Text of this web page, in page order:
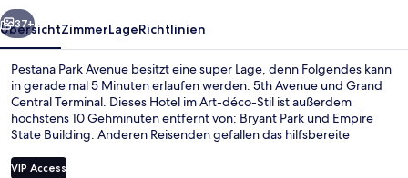
Weiter
37+
ÜbersichtZimmerLageRichtlinien
Pestana Park Avenue besitzt eine super Lage, denn Folgendes kann
in gerade mal 5 Minuten erlaufen werden: 5th Avenue und Grand
Central Terminal. Dieses Hotel im Art-déco-Stil ist außerdem
höchstens 10 Gehminuten entfernt von: Bryant Park und Empire
State Building. Anderen Reisenden gefallen das hilfsbereite
Fußmarsch von den öffentlichen Verkehrsmitteln entfernt: Zur U-
VIP Access